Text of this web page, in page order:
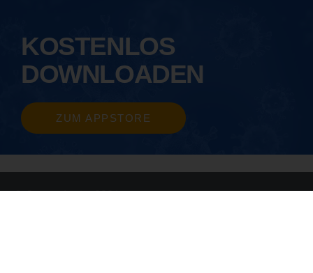
KOSTENLOS
DOWNLOADEN
ZUM APPSTORE
© CoronaAssist 2021